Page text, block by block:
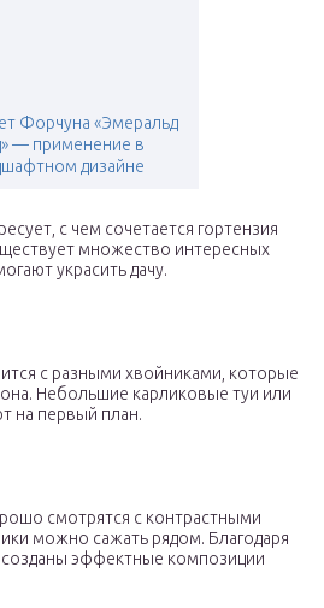
Форчуна «Эмеральд
— применение в
дизайне
с чем сочетается гортензия
множество интересных
украсить дачу.
с разными хвойниками, которые
Небольшие карликовые туи или
на первый план.
смотрятся с контрастными
можно сажать рядом. Благодаря
созданы эффектные композиции